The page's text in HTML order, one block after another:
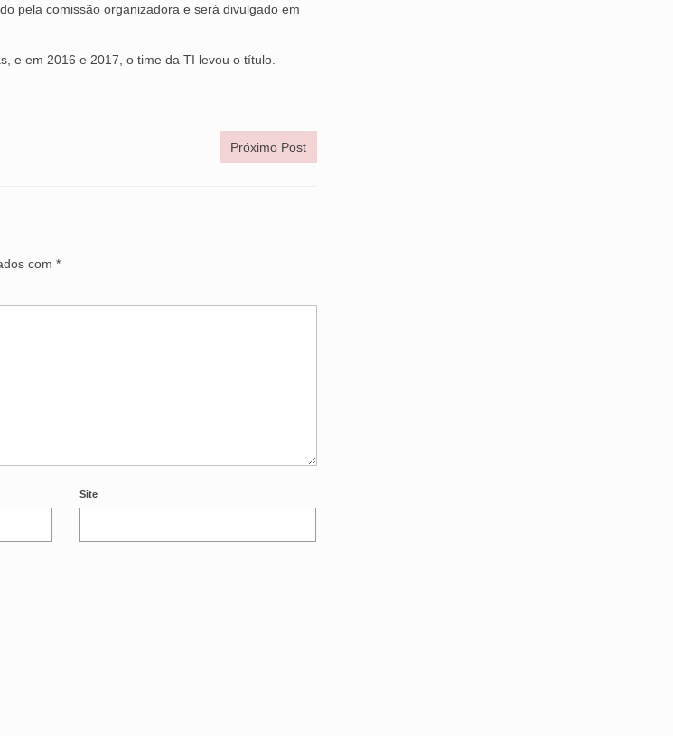
pela comissão organizadora e será divulgado em
e em 2016 e 2017, o time da TI levou o título.
Próximo Post
com *
Site